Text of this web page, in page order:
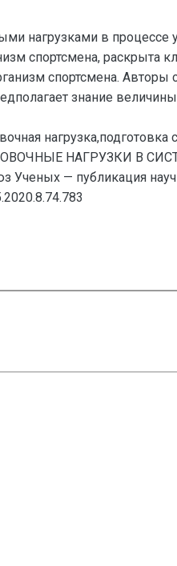
нагрузками в процессе
спортсмена,
спортсмена. Авторы
знание
нагрузка,подготовка
НАГРУЗКИ В
— публикация